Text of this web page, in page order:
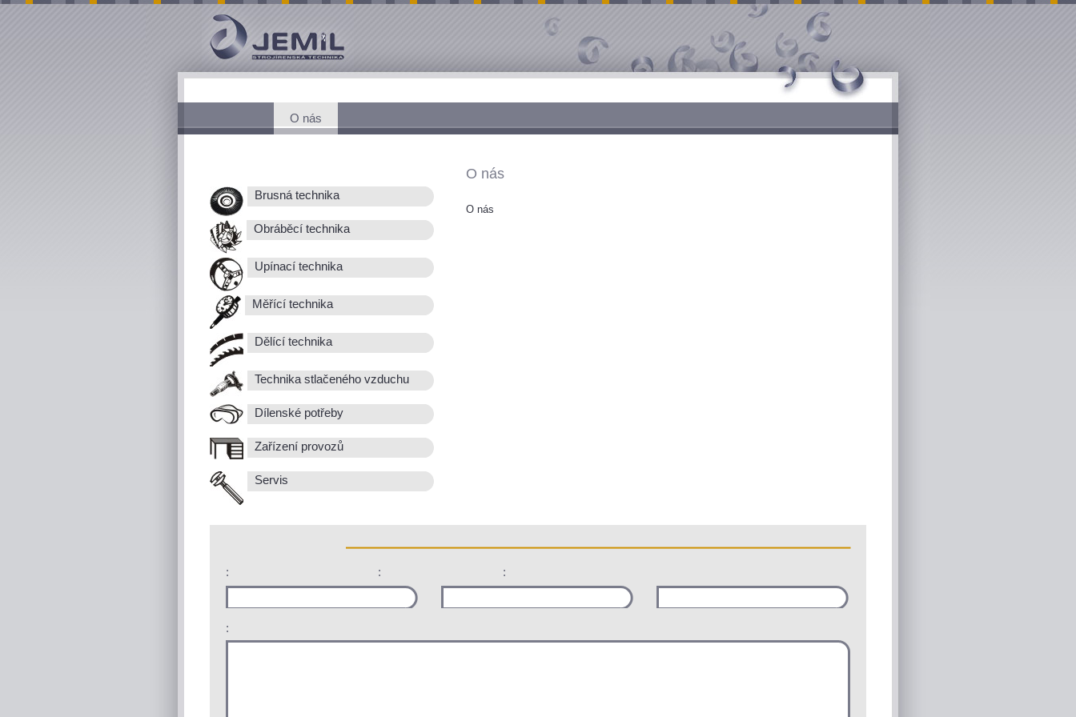
O nás
Brusná technika
Obráběcí technika
Upínací technika
Měřící technika
Dělící technika
Technika stlačeného vzduchu
Dílenské potřeby
Zařízení provozů
Servis
O nás
O nás
: : :
: